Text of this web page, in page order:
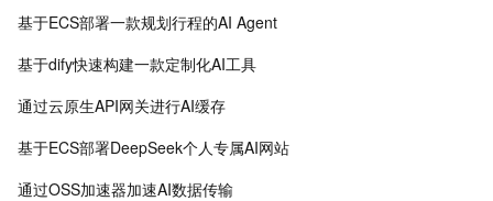
工程效率。
基于ECS部署一款规划行程的AI Agent
基于dify快速构建一款定制化AI工具
通过云原生API网关进行AI缓存
基于ECS部署DeepSeek个人专属AI网站
通过OSS加速器加速AI数据传输